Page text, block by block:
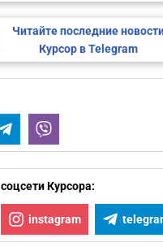
Читайте последние
Курсор в Telegram
Telegram
Курсора:
instagram